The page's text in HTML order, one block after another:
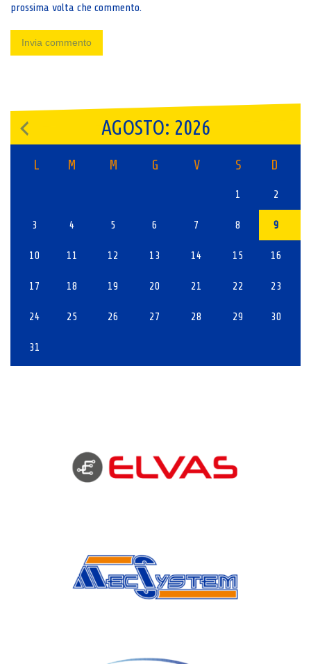
prossima volta che commento.
AGOSTO: 2026
L M M G V S D
1 2
3 4 5 6 7 8 9
10 11 12 13 14 15 16
17 18 19 20 21 22 23
24 25 26 27 28 29 30
31